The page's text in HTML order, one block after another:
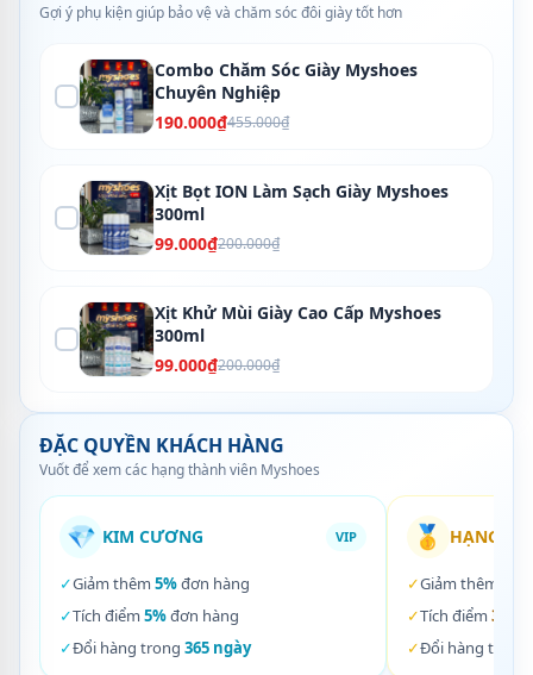
Gợi ý phụ kiện giúp bảo vệ và chăm sóc đôi giày tốt hơn
Combo Chăm Sóc Giày Myshoes
Chuyên Nghiệp
190.000₫455.000₫
Xịt Bọt ION Làm Sạch Giày Myshoes
300ml
99.000₫200.000₫
Xịt Khử Mùi Giày Cao Cấp Myshoes
300ml
99.000₫200.000₫
ĐẶC QUYỀN KHÁCH HÀNG
Vuốt để xem các hạng thành viên Myshoes
💎 KIM CƯƠNG VIP
✓Giảm thêm 5%đơn hàng
✓Tích điểm 5%đơn hàng
✓Đổi hàng trong 365 ngày
🥇 HẠNG
✓Giảm thêm
✓Tích điểm 3%
✓Đổi hàng trong